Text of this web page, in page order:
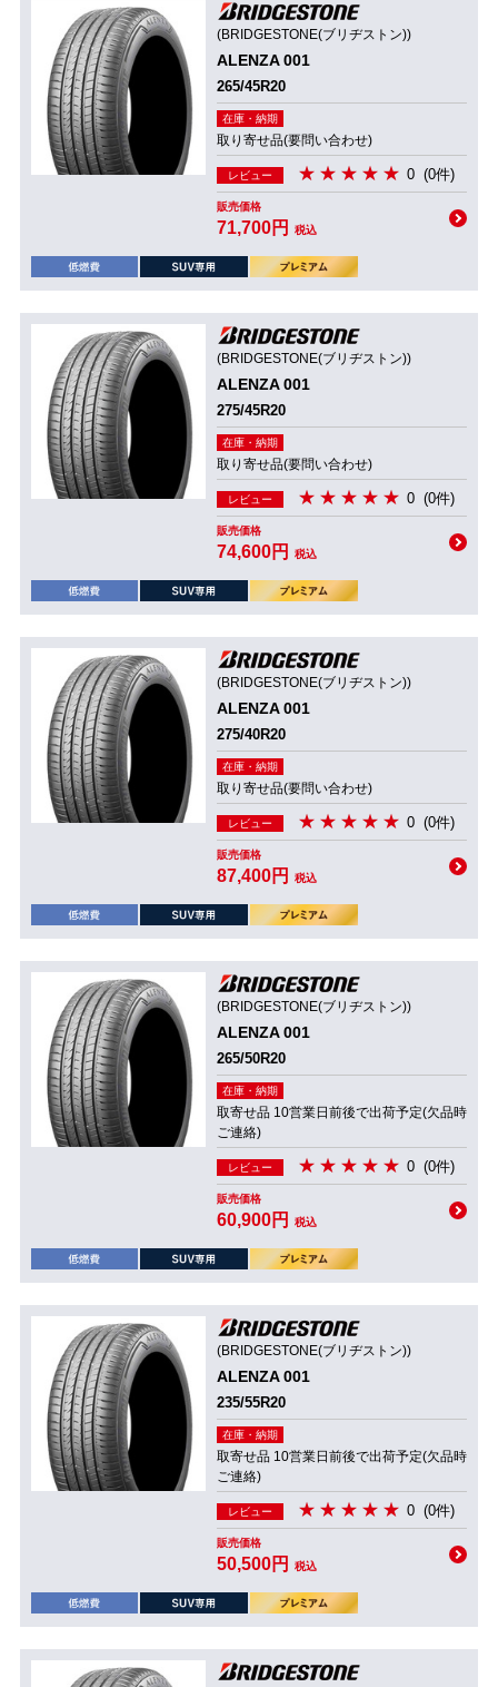
(BRIDGESTONE(ブリヂストン))
ALENZA 001
265/45R20
在庫・納期
取り寄せ品(要問い合わせ)
レビュー 0 (0件)
販売価格
71,700円 税込
(BRIDGESTONE(ブリヂストン))
ALENZA 001
275/45R20
在庫・納期
取り寄せ品(要問い合わせ)
レビュー 0 (0件)
販売価格
74,600円 税込
(BRIDGESTONE(ブリヂストン))
ALENZA 001
275/40R20
在庫・納期
取り寄せ品(要問い合わせ)
レビュー 0 (0件)
販売価格
87,400円 税込
(BRIDGESTONE(ブリヂストン))
ALENZA 001
265/50R20
在庫・納期
取寄せ品 10営業日前後で出荷予定(欠品時
ご連絡)
レビュー 0 (0件)
販売価格
60,900円 税込
(BRIDGESTONE(ブリヂストン))
ALENZA 001
235/55R20
在庫・納期
取寄せ品 10営業日前後で出荷予定(欠品時
ご連絡)
レビュー 0 (0件)
販売価格
50,500円 税込